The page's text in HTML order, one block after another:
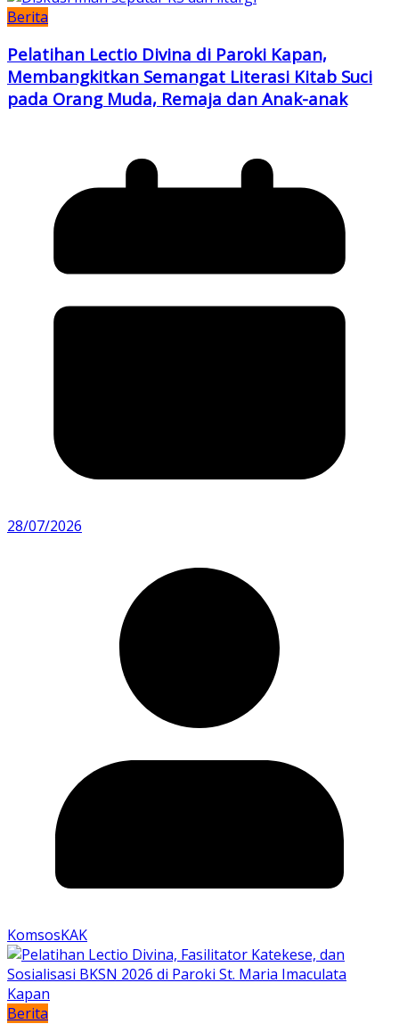
Berita
Pelatihan Lectio Divina di Paroki Kapan,
Membangkitkan Semangat Literasi Kitab Suci
pada Orang Muda, Remaja dan Anak-anak
28/07/2026
KomsosKAK
Berita